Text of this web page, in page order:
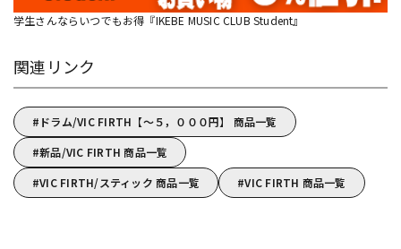
学生さんならいつでもお得『IKEBE MUSIC CLUB Student』
関連リンク
ドラム/VIC FIRTH【～５，０００円】 商品一覧
新品/VIC FIRTH 商品一覧
VIC FIRTH/スティック 商品一覧
VIC FIRTH 商品一覧